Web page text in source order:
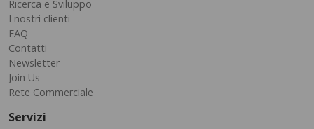
Ricerca e Sviluppo
I nostri clienti
FAQ
Contatti
Newsletter
Join Us
Rete Commerciale
Servizi